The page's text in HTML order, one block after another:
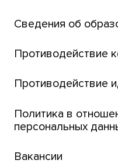
Парк
Английский для
ТГУ
Интернет-лицей
Открытые онлайн-
Платежи онлайн
Сведения об
Противодействие
Противодействие
Политика в
персональных
Вакансии